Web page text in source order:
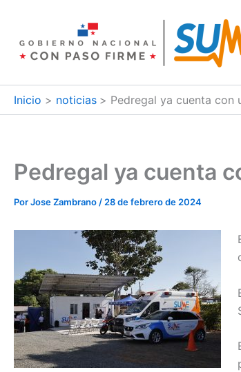
contenido
Inicio noticias Pedregal ya cuenta con
Pedregal ya cuenta
PorJose Zambrano / 28 de febrero de 2024